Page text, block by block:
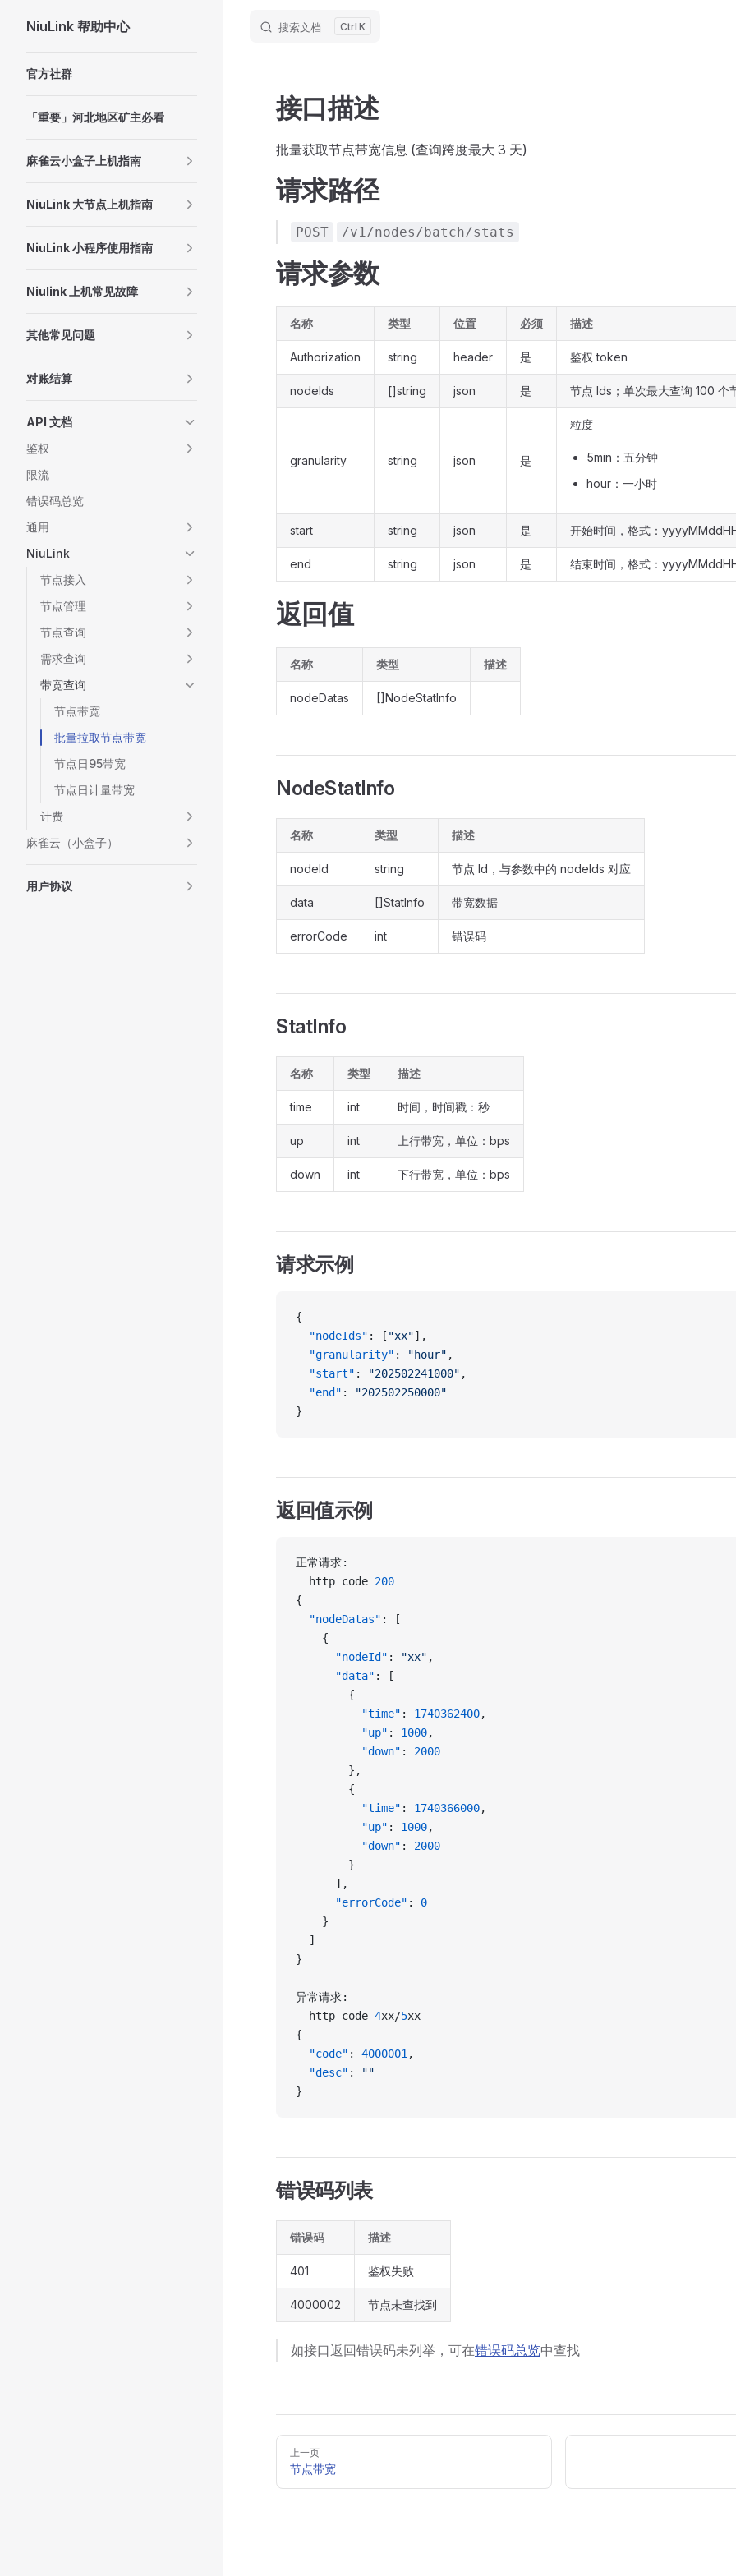
Skip to content
NiuLink 帮助中心 搜索文档 K
官方社群
「重要」河北地区矿主必看
麻雀云小盒子上机指南
NiuLink 大节点上机指南
NiuLink 小程序使用指南
Niulink 上机常见故障
其他常见问题
对账结算
API 文档
鉴权
限流
错误码总览
通用
NiuLink
节点接入
节点管理
节点查询
需求查询
带宽查询
节点带宽
批量拉取节点带宽
节点日95带宽
节点日计量带宽
计费
麻雀云（小盒子）
用户协议
接口描述
批量获取节点带宽信息 (查询跨度最大 3 天)
请求路径
POST /v1/nodes/batch/stats
请求参数
名称 类型 位置 必须 描述
Authorization string header 是 鉴权 token
nodeIds []string json 是 节点 Ids；单次最大查询 100 个
granularity string json 是
粒度
5min：五分钟
hour：一小时
start string json 是 开始时间，格式：
end string json 是 结束时间，格式：
返回值
名称 类型 描述
nodeDatas []NodeStatInfo
NodeStatInfo
名称 类型 描述
nodeId string 节点 Id，与参数中的 nodeIds 对应
data []StatInfo 带宽数据
errorCode int 错误码
StatInfo
名称 类型 描述
time int 时间，时间戳：秒
up int 上行带宽，单位：bps
down int 下行带宽，单位：bps
请求示例
{
  "nodeIds"
: [ "xx"],
  "granularity"
: "hour" ,
  "start"
: "202502241000" ,
  "end"
:
"202502250000"
}
返回值示例
正常请求:
  http code
200
{
  "nodeDatas"
: [
    {
      "nodeId"
: "xx" ,
      "data"
: [
        {
          "time"
: 1740362400,
          "up"
: 1000,
          "down"
: 2000
        },
        {
          "time"
: 1740366000,
          "up"
: 1000,
          "down"
: 2000
        }
      ],
      "errorCode"
: 0
    }
  ]
}
异常请求:
  http code
4xx/5xx
{
  "code"
: 4000001 ,
  "desc"
:
""
}
错误码列表
错误码 描述
401 鉴权失败
4000002 节点未查找到
如接口返回错误码未列举，可在错误码总览中查找
Pager
上一页
节点带宽